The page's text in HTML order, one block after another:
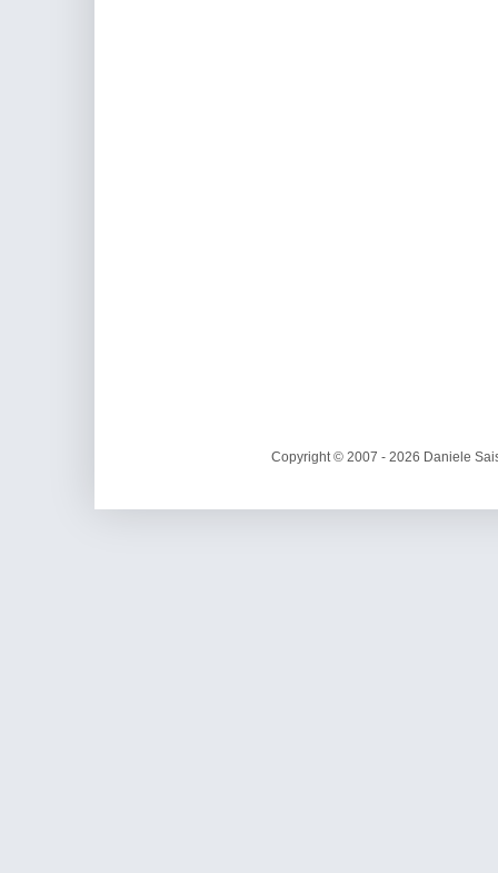
Copyright © 2007 - 2026 Daniele